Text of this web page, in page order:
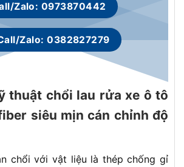
Zalo: 0973870442
Zalo: 0382827279
thuật chổi lau rửa xe ô tô
siêu mịn cán chỉnh độ
chổi với vật liệu là thép chống gỉ